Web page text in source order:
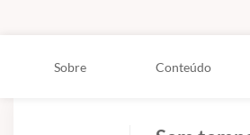
Sobre Conteúdo